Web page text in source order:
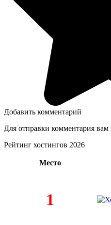
Добавить комментарий
Для отправки комментария вам
Рейтинг хостингов 2026
Место
1